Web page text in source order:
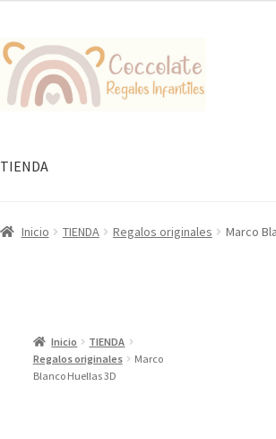
Ir
la
Ir
al
contenido
TIENDA
Inicio TIENDA Regalos originales Marco
Inicio
TIENDA
Regalos originales
Marco
Blanco Huellas 3D